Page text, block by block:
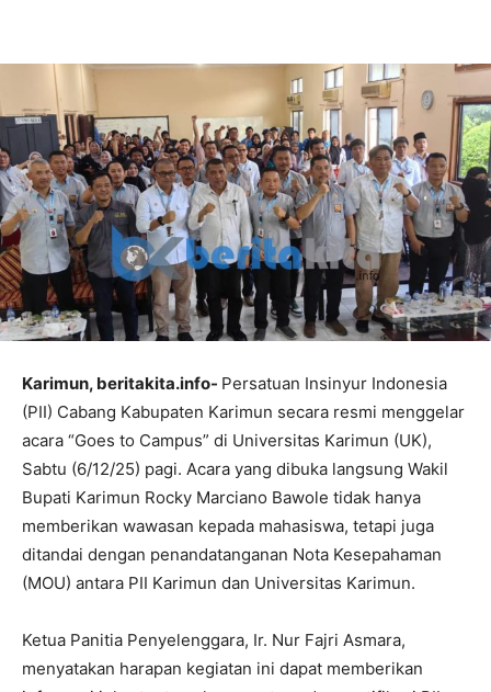
Karimun, beritakita.info- Persatuan Insinyur Indonesia
(PII) Cabang Kabupaten Karimun secara resmi menggelar
acara “Goes to Campus” di Universitas Karimun (UK),
Sabtu (6/12/25) pagi. Acara yang dibuka langsung Wakil
Bupati Karimun Rocky Marciano Bawole tidak hanya
memberikan wawasan kepada mahasiswa, tetapi juga
ditandai dengan penandatanganan Nota Kesepahaman
(MOU) antara PII Karimun dan Universitas Karimun.
Ketua Panitia Penyelenggara, Ir. Nur Fajri Asmara,
menyatakan harapan kegiatan ini dapat memberikan